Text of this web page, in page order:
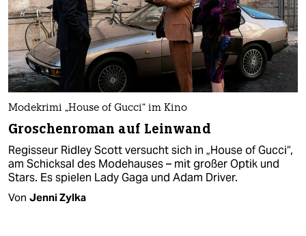
Modekrimi „House of Gucci“ im Kino
Groschenroman auf Leinwand
Regisseur Ridley Scott versucht sich in „House of Gucci“,
am Schicksal des Modehauses – mit großer Optik und
Stars. Es spielen Lady Gaga und Adam Driver.
Von Jenni Zylka